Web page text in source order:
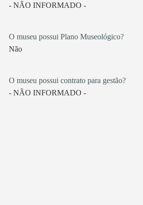
- NÃO INFORMADO -
O museu possui Plano Museológico?
Não
O museu possui contrato para gestão?
- NÃO INFORMADO -